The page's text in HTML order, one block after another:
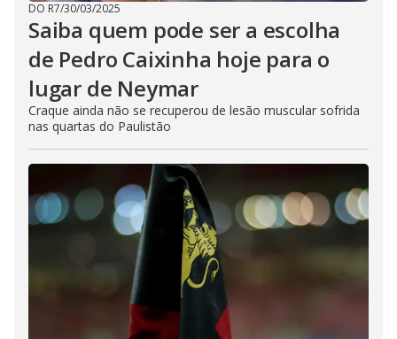
DO R7/30/03/2025
Saiba quem pode ser a escolha
de Pedro Caixinha hoje para o
lugar de Neymar
Craque ainda não se recuperou de lesão muscular sofrida
nas quartas do Paulistão